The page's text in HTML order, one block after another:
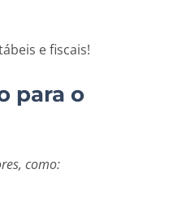
e fiscais!
para o
como: